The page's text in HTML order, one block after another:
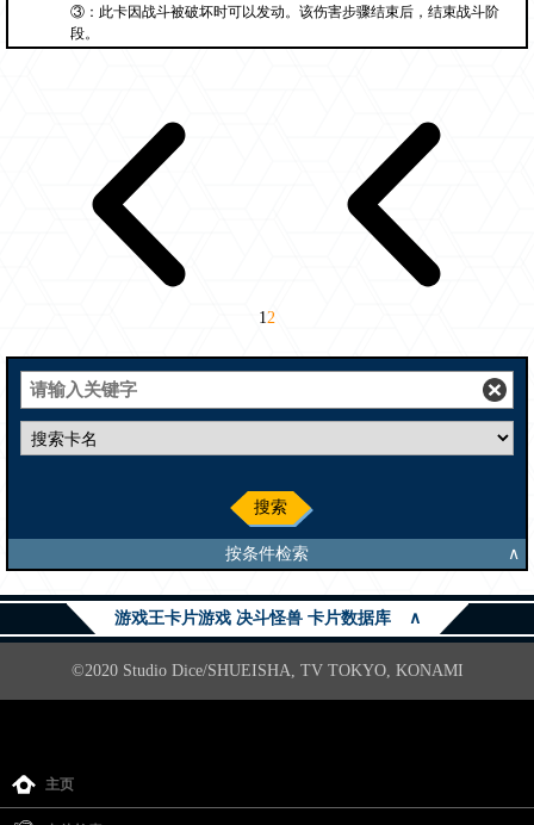
③：此卡因战斗被破坏时可以发动。该伤害步骤结束后，结束战斗阶
段。
12
搜索
按条件检索 ∧
游戏王卡片游戏 决斗怪兽 卡片数据库 ∧
©2020 Studio Dice/SHUEISHA, TV TOKYO, KONAMI
主页